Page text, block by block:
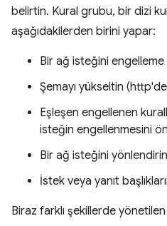
belirtin. Kural grubu, bir dizi
aşağıdakilerden birini yapar:
Bir ağ isteğini engelleme
Şemayı yükseltin
Eşleşen engellenen
isteğin engellenmesini
Bir ağ isteğini
İstek veya yanıt
Biraz farklı şekillerde